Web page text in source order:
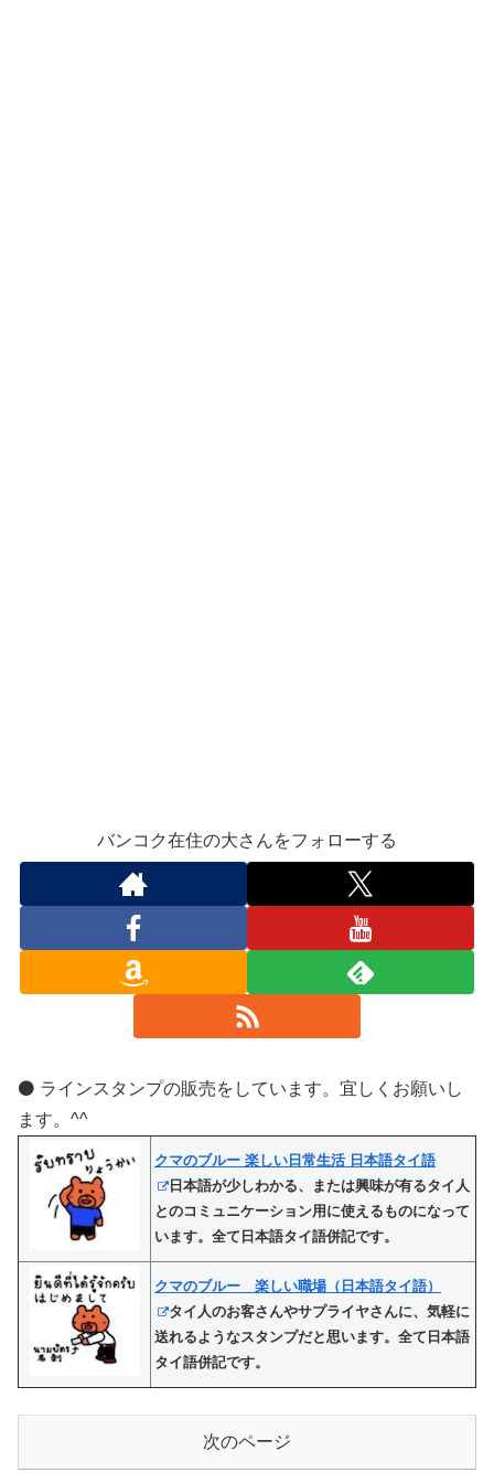
バンコク在住の大さんをフォローする
⚫️ ラインスタンプの販売をしています。宜しくお願いし
ます。^^
クマのブルー 楽しい日常生活 日本語タイ語
日本語が少しわかる、または興味が有るタイ人
とのコミュニケーション用に使えるものになって
います。全て日本語タイ語併記です。
クマのブルー 楽しい職場（日本語タイ語）
タイ人のお客さんやサプライヤさんに、気軽に
送れるようなスタンプだと思います。全て日本語
タイ語併記です。
次のページ